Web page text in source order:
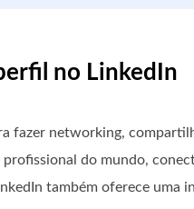
no LinkedIn
fazer networking,
do mundo,
também oferece uma